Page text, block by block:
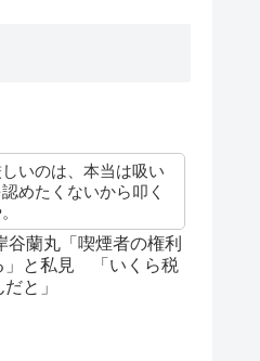
いのは、本当は吸い
めたくないから叩く
谷蘭丸「喫煙者の権利
」と私見 「いくら税
と」